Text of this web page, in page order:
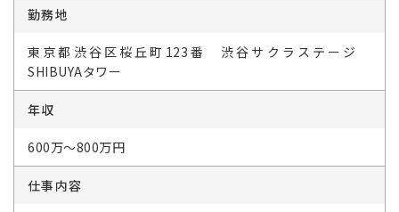
勤務地
東京都渋谷区桜丘町123番 渋谷サクラステージ
SHIBUYAタワー
年収
600万～800万円
仕事内容